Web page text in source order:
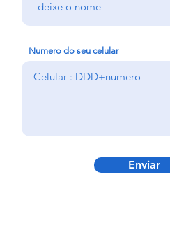
Numero do seu celular
Enviar